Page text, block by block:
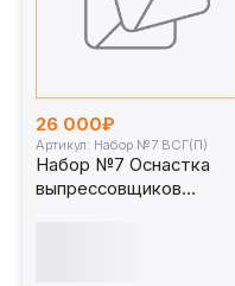
26 000₽
Артикул: Набор №7 ВСГ(П)
Набор №7 Оснастка
выпрессовщиков